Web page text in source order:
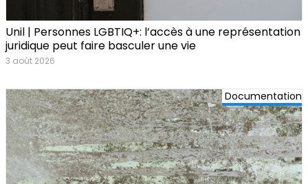
Unil | Personnes LGBTIQ+: l’accès à une représentation
juridique peut faire basculer une vie
3 août 2026
Documentation